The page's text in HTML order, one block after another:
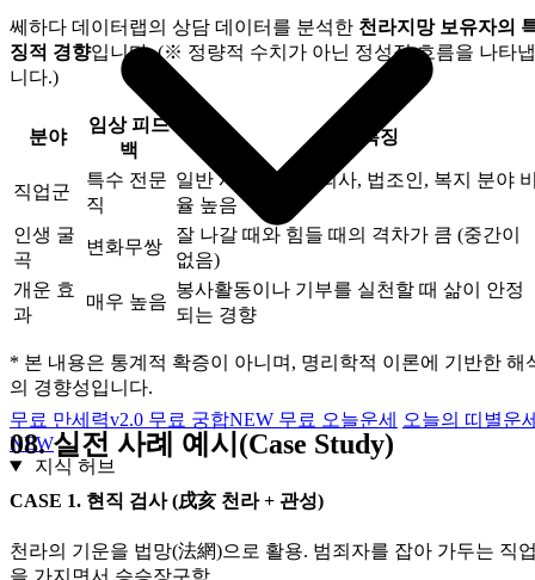
무료 만세력v2.0 무료 궁합NEW 무료 오늘운세
오늘의 띠별운
NEW
지식 허브
쎄하다 데이터랩의 상담 데이터를 분석한 천라지망 보유자의
징적 경향입니다. (※ 정량적 수치가 아닌 정성적 흐름을 나타냅
니다.)
분야
임상 피드
백
주요 특징
직업군
특수 전문
직
일반 사무직보다 의사, 법조인, 복지 분야
율 높음
인생 굴
곡
변화무쌍
잘 나갈 때와 힘들 때의 격차가 큼 (중간이
없음)
개운 효
과
매우 높음
봉사활동이나 기부를 실천할 때 삶이 안정
되는 경향
* 본 내용은 통계적 확증이 아니며, 명리학적 이론에 기반한 해
의 경향성입니다.
08.실전 사례 예시(Case Study)
CASE 1. 현직 검사 (戌亥 천라 + 관성)
천라의 기운을 법망(法網)으로 활용. 범죄자를 잡아 가두는 직
을 가지면서 승승장구함.